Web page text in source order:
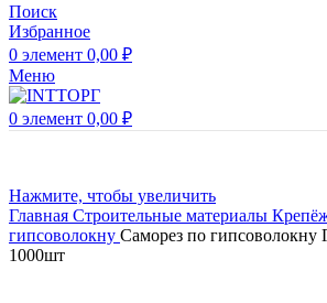
Поиск
Избранное
0 элемент 0,00 ₽
Меню
0 элемент 0,00 ₽
Нажмите, чтобы увеличить
Главная Строительные материалы
гипсоволокну Саморез по
1000шт